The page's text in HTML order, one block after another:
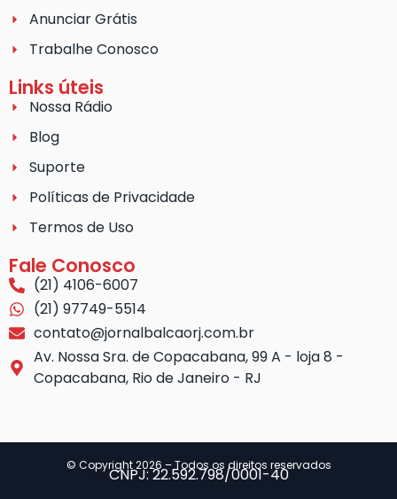
Anunciar Grátis
Trabalhe Conosco
Links úteis
Nossa Rádio
Blog
Suporte
Políticas de Privacidade
Termos de Uso
Fale Conosco
(21) 4106-6007
(21) 97749-5514
contato@jornalbalcaorj.com.br
Av. Nossa Sra. de Copacabana, 99 A - loja 8 -
Copacabana, Rio de Janeiro - RJ
© Copyright 2026 – Todos os direitos reservados
CNPJ: 22.592.798/0001-40